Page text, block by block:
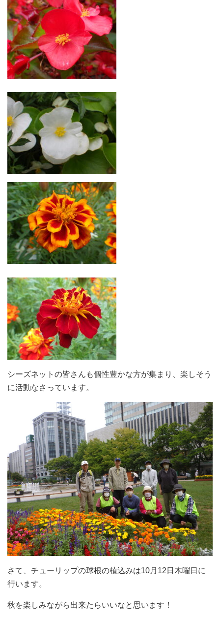
シーズネットの皆さんも個性豊かな方が集まり、楽しそう
に活動なさっています。
さて、チューリップの球根の植込みは10月12日木曜日に
行います。
秋を楽しみながら出来たらいいなと思います！